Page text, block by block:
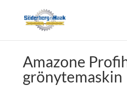
Amazone
grönytemaskin